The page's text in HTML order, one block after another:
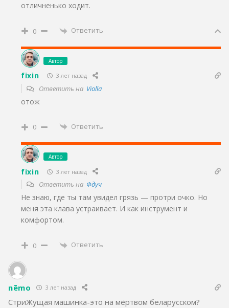
отличненько ходит.
0 Ответить
Автор
fixin 3 лет назад
Ответить на Violla
отож
0 Ответить
Автор
fixin 3 лет назад
Ответить на Фдуч
Не знаю, где ты там увидел грязь — протри очко. Но
меня эта клава устраивает. И как инструмент и
комфортом.
0 Ответить
nēmo 3 лет назад
СтриЖущая машинка-это на мёртвом беларусском?